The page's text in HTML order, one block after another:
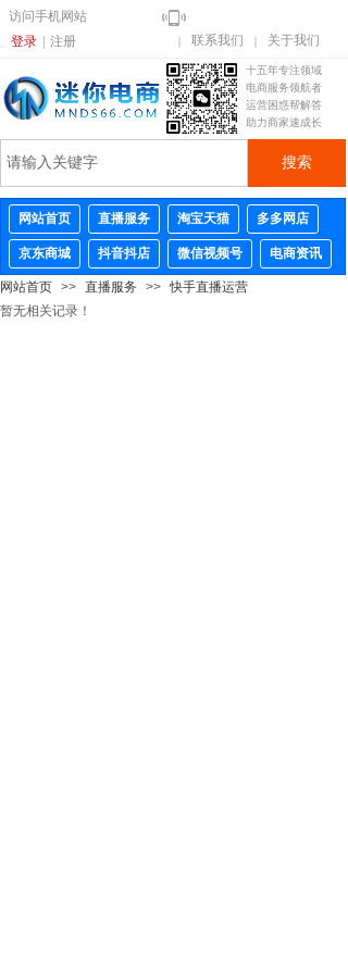
访问手机网站
登录
注册 联系我们 关于我们
十五年专注领域
电商服务领航者
运营困惑帮解答
助力商家速成长
搜索
网站首页 直播服务 淘宝天猫 多多网店
京东商城 抖音抖店 微信视频号 电商资讯
网站首页 >> 直播服务 >> 快手直播运营
暂无相关记录！